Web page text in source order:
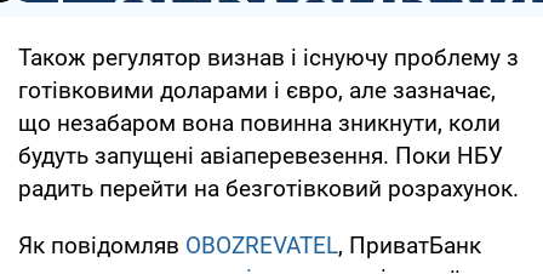
Також регулятор визнав і існуючу проблему з
готівковими доларами і євро, але зазначає,
що незабаром вона повинна зникнути, коли
будуть запущені авіаперевезення. Поки НБУ
радить перейти на безготівковий розрахунок.
Як повідомляв OBOZREVATEL, ПриватБанк